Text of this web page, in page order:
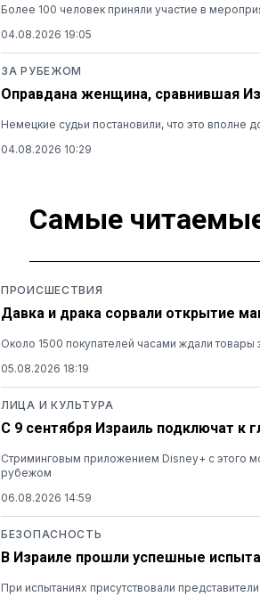
Более 100 человек приняли участие в
04.08.2026 19:05
ЗА РУБЕЖОМ
Оправдана женщина, сравнившая
Немецкие судьи постановили, что это вполне
04.08.2026 10:29
Самые
ПРОИСШЕСТВИЯ
Давка и драка сорвали открытие
Около 1500 покупателей часами ждали
05.08.2026 18:19
ЛИЦА И КУЛЬТУРА
С 9 сентября Израиль подключат к
Стриминговым приложением Disney+ с этого
рубежом
06.08.2026 14:59
БЕЗОПАСНОСТЬ
В Израиле прошли успешные
При испытаниях присутствовали